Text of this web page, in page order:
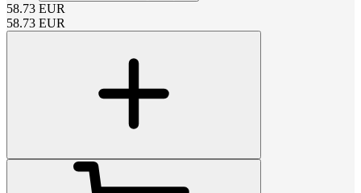
58.73 EUR
58.73 EUR